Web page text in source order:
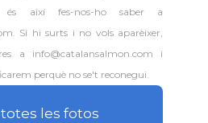
és així fes-nos-ho saber a
Si hi surts i no vols aparèixer,
a info@catalansalmon.com i
perquè no se't reconegui.
les fotos